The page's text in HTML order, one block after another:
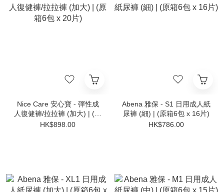
Nice Care 安心寶 - 彈性成
人復健褲/拉拉褲 (加大) | (原
箱6包 x 20片)
HK$898.00
Abena 雅保 - S1 日用成人紙
尿褲 (細) | (原箱6包 x 16片)
HK$786.00